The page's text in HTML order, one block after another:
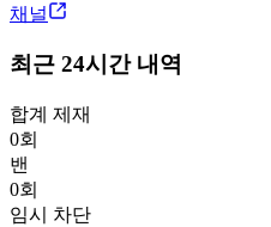
채널
최근 24시간 내역
합계 제재
0회
밴
0회
임시 차단